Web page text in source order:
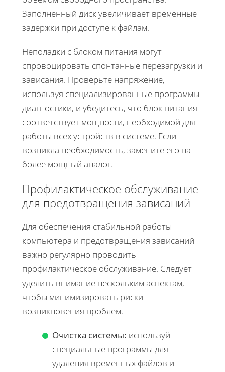
Заполненный диск увеличивает временные
задержки при доступе к файлам.
Неполадки с блоком питания могут
спровоцировать спонтанные перезагрузки и
зависания. Проверьте напряжение,
используя специализированные программы
диагностики, и убедитесь, что блок питания
соответствует мощности, необходимой для
работы всех устройств в системе. Если
возникла необходимость, замените его на
более мощный аналог.
Профилактическое обслуживание
для предотвращения зависаний
Для обеспечения стабильной работы
компьютера и предотвращения зависаний
важно регулярно проводить
профилактическое обслуживание. Следует
уделить внимание нескольким аспектам,
чтобы минимизировать риски
возникновения проблем.
Очистка системы: используй
специальные программы для
удаления временных файлов и